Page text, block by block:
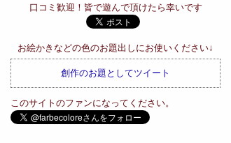
口コミ歓迎！皆で遊んで頂けたら幸いです
お絵かきなどの色のお題出しにお使いください↓
創作のお題としてツイート
このサイトのファンになってください。